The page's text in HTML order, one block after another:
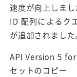
速度が向上しまし
ID 配列によるク
が追加されました
API Version 5
セットのコピー